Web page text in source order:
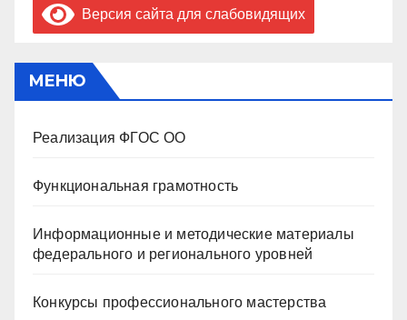
Версия сайта для слабовидящих
МЕНЮ
Реализация ФГОС ОО
Функциональная грамотность
Информационные и методические материалы
федерального и регионального уровней
Конкурсы профессионального мастерства